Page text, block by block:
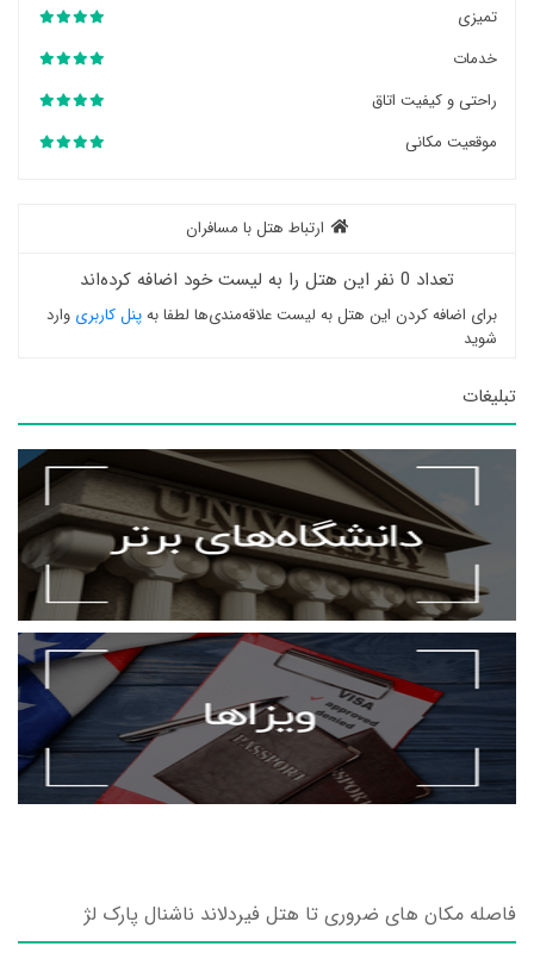
تمیزی
خدمات
راحتی و کیفیت اتاق
موقعیت مکانی
ارتباط هتل با مسافران
تعداد 0 نفر این هتل را به لیست خود اضافه کرده‌اند
برای اضافه کردن این هتل به لیست علاقه‌مندی‌ها لطفا بهپنل کاربری وارد
شوید
تبلیغات
فاصله مکان های ضروری تا هتل فیردلاند ناشنال پارک لژ